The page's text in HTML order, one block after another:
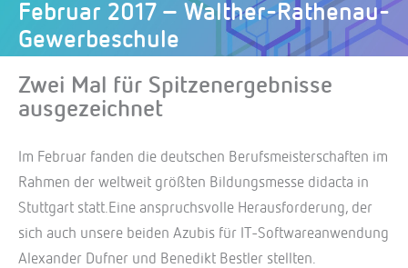
Februar 2017 – Walther-Rathenau-
Gewerbeschule
Zwei Mal für Spitzenergebnisse
ausgezeichnet
Im Februar fanden die deutschen Berufsmeisterschaften im
Rahmen der weltweit größten Bildungsmesse didacta in
Stuttgart statt.Eine anspruchsvolle Herausforderung, der
sich auch unsere beiden Azubis für IT-Softwareanwendung
Alexander Dufner und Benedikt Bestler stellten.